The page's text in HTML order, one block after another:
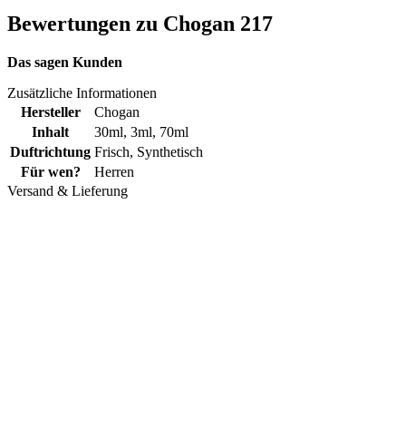
Bewertungen zu Chogan 217
Das sagen Kunden
Zusätzliche Informationen
Hersteller
Chogan
Inhalt
30ml, 3ml, 70ml
Duftrichtung Frisch, Synthetisch
Für wen?
Herren
Versand & Lieferung